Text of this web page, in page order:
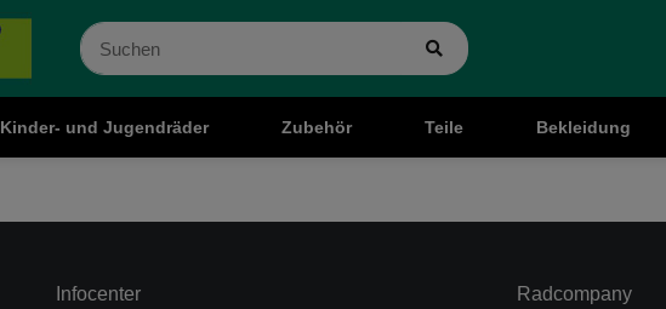
Kinder- und Jugendräder Zubehör Teile Bekleidung
Infocenter Radcompany